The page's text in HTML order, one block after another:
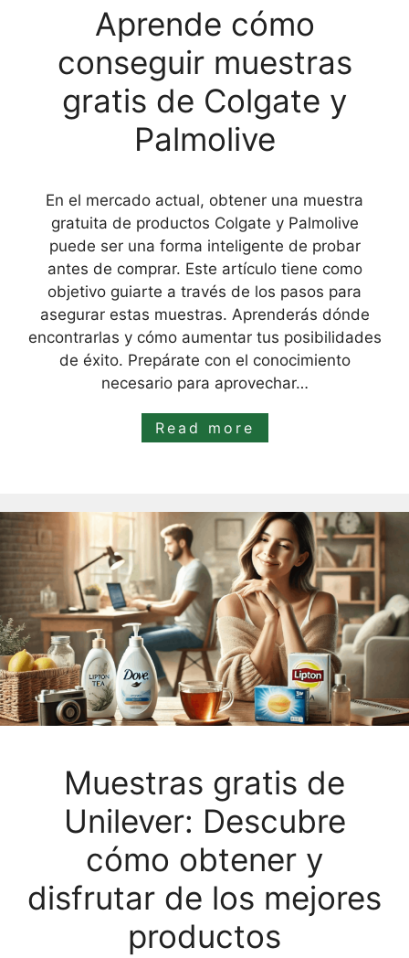
Aprende cómo
conseguir muestras
gratis de Colgate y
Palmolive
En el mercado actual, obtener una muestra
gratuita de productos Colgate y Palmolive
puede ser una forma inteligente de probar
antes de comprar. Este artículo tiene como
objetivo guiarte a través de los pasos para
asegurar estas muestras. Aprenderás dónde
encontrarlas y cómo aumentar tus posibilidades
de éxito. Prepárate con el conocimiento
necesario para aprovechar…
Read more
Muestras gratis de
Unilever: Descubre
cómo obtener y
disfrutar de los mejores
productos